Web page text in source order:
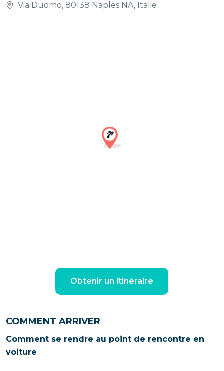
Via Duomo, 80138 Naples NA, Italie
Obtenir un itinéraire
COMMENT ARRIVER
Comment se rendre au point de rencontre en
voiture